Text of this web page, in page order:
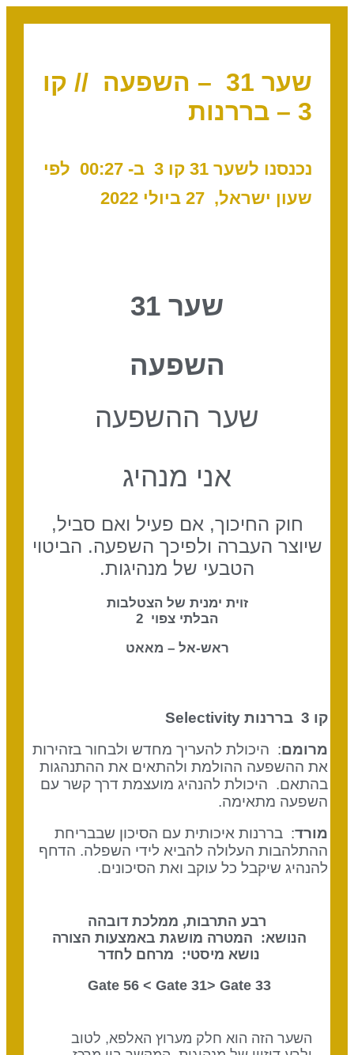
שער 31 – השפעה // קו
3 – בררנות
נכנסנו לשער 31 קו 3 ב- 00:27 לפי
שעון ישראל, 27 ביולי 2022
שער 31
השפעה
שער ההשפעה
אני מנהיג
חוק החיכוך, אם פעיל ואם סביל,
שיוצר העברה ולפיכך השפעה. הביטוי
הטבעי של מנהיגות.
זוית ימנית של הצטלבות
הבלתי צפוי 2
ראש-אל – מאאט
קו 3 בררנות
Selectivity
מרומם: היכולת להעריך מחדש ולבחור בזהירות
את ההשפעה ההולמת ולהתאים את ההתנהגות
בהתאם. היכולת להנהיג מועצמת דרך קשר עם
השפעה מתאימה.
מורד: בררנות איכותית עם הסיכון שבבריחת
ההתלהבות העלולה להביא לידי השפלה. הדחף
להנהיג שיקבל כל עוקב ואת הסיכונים.
רבע התרבות, ממלכת דובהה
הנושא: המטרה מושגת באמצעות הצורה
נושא מיסטי: מרחם לחדר
33 Gate 56 <
Gate 31 > Gate
השער הזה הוא חלק מערוץ האלפא, לטוב